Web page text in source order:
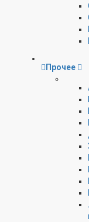
Прочее